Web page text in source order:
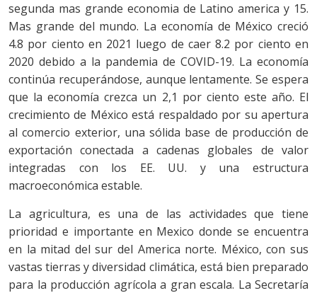
segunda mas grande economia de Latino america y 15.
Mas grande del mundo. La economía de México creció
4.8 por ciento en 2021 luego de caer 8.2 por ciento en
2020 debido a la pandemia de COVID-19. La economía
continúa recuperándose, aunque lentamente. Se espera
que la economía crezca un 2,1 por ciento este año. El
crecimiento de México está respaldado por su apertura
al comercio exterior, una sólida base de producción de
exportación conectada a cadenas globales de valor
integradas con los EE. UU. y una estructura
macroeconómica estable.
La agricultura, es una de las actividades que tiene
prioridad e importante en Mexico donde se encuentra
en la mitad del sur del America norte. México, con sus
vastas tierras y diversidad climática, está bien preparado
para la producción agrícola a gran escala. La Secretaría